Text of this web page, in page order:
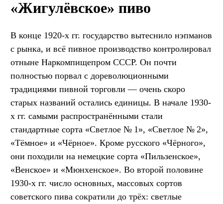
«Жигулёвское» пиво
В конце 1920-х гг. государство вытеснило нэпманов
с рынка, и всё пивное производство контролировал
отныне Наркомпищепром СССР. Он почти
полностью порвал с дореволюционными
традициями пивной торговли — очень скоро
старых названий остались единицы. В начале 1930-
х гг. самыми распространёнными стали
стандартные сорта «Светлое № 1», «Светлое № 2»,
«Тёмное» и «Чёрное». Кроме русского «Чёрного»,
они походили на немецкие сорта «Пильзенское»,
«Венское» и «Мюнхенское». Во второй половине
1930-х гг. число основных, массовых сортов
советского пива сократили до трёх: светлые